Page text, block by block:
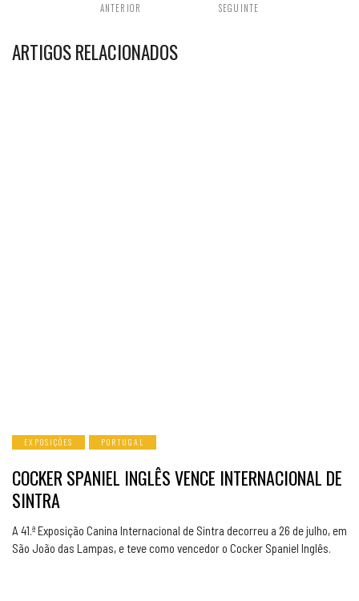
ANTERIOR SEGUINTE
ARTIGOS RELACIONADOS
EXPOSIÇÕES PORTUGAL
COCKER SPANIEL INGLÊS VENCE INTERNACIONAL DE
SINTRA
A 41.ª Exposição Canina Internacional de Sintra decorreu a 26 de julho, em
São João das Lampas, e teve como vencedor o Cocker Spaniel Inglês.